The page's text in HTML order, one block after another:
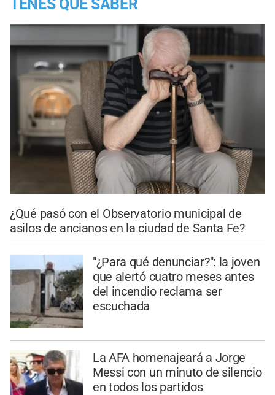
TENES QUE SABER
¿Qué pasó con el Observatorio municipal de
asilos de ancianos en la ciudad de Santa Fe?
"¿Para qué denunciar?": la joven
que alertó cuatro meses antes
del incendio reclama ser
escuchada
La AFA homenajeará a Jorge
Messi con un minuto de silencio
en todos los partidos